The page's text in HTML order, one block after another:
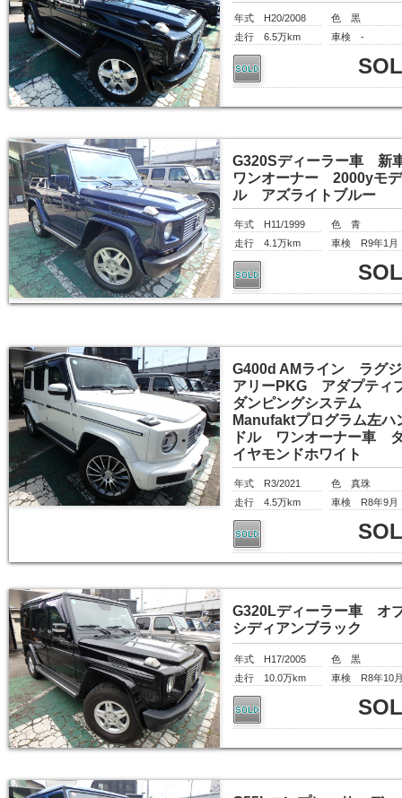
年式 H20/2008
走行 6.5万km
色 黒
車検 -
G320Sディーラー車 新
ワンオーナー 2000yモデ
ル アズライトブルー
年式 H11/1999
走行 4.1万km
色 青
車検 R9年1月
G400d AMライン ラグ
アリーPKG アダプティ
ダンピングシステム
Manufaktプログラム左ハ
ドル ワンオーナー車
イヤモンドホワイト
年式 R3/2021
走行 4.5万km
色 真珠
車検 R8年9月
G320Lディーラー車 オ
シディアンブラック
年式 H17/2005
走行 10.0万km
色 黒
車検 R8年10